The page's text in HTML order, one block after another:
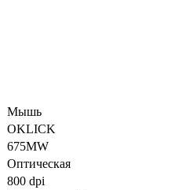
Мышь
OKLICK
675MW
Оптическая
800 dpi